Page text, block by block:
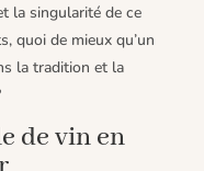
la singularité de ce
quoi de mieux qu’un
la tradition et la
de vin en